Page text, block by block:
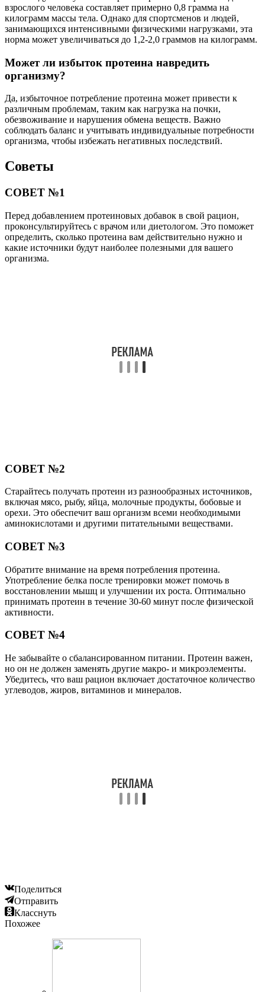
взрослого человека составляет примерно 0,8 грамма на
килограмм массы тела. Однако для спортсменов и людей,
занимающихся интенсивными физическими нагрузками, эта
норма может увеличиваться до 1,2-2,0 граммов на килограмм.
Может ли избыток протеина навредить
организму?
Да, избыточное потребление протеина может привести к
различным проблемам, таким как нагрузка на почки,
обезвоживание и нарушения обмена веществ. Важно
соблюдать баланс и учитывать индивидуальные потребности
организма, чтобы избежать негативных последствий.
Советы
СОВЕТ №1
Перед добавлением протеиновых добавок в свой рацион,
проконсультируйтесь с врачом или диетологом. Это поможет
определить, сколько протеина вам действительно нужно и
какие источники будут наиболее полезными для вашего
организма.
СОВЕТ №2
Старайтесь получать протеин из разнообразных источников,
включая мясо, рыбу, яйца, молочные продукты, бобовые и
орехи. Это обеспечит ваш организм всеми необходимыми
аминокислотами и другими питательными веществами.
СОВЕТ №3
Обратите внимание на время потребления протеина.
Употребление белка после тренировки может помочь в
восстановлении мышц и улучшении их роста. Оптимально
принимать протеин в течение 30-60 минут после физической
активности.
СОВЕТ №4
Не забывайте о сбалансированном питании. Протеин важен,
но он не должен заменять другие макро- и микроэлементы.
Убедитесь, что ваш рацион включает достаточное количество
углеводов, жиров, витаминов и минералов.
Поделиться
Отправить
Класснуть
Похожее